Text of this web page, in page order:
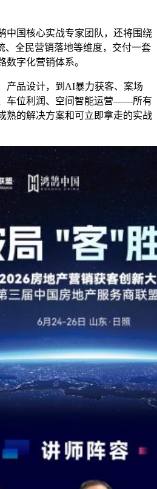
中国核心实战专家团队，还将围绕
、全民营销落地等维度，交付一套
数字化营销体系。
产品设计，到AI暴力获客、案场
车位利润、空间智能运营——所有
熟的解决方案和可立即拿走的实战